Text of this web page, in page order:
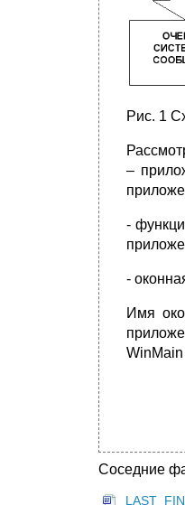
Рис. 1
–
-
-
Имя
Соседние